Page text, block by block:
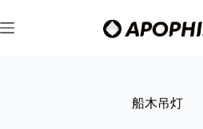
至
船木吊灯